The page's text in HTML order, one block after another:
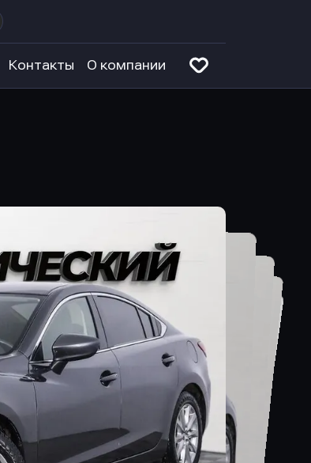
Контакты О компании